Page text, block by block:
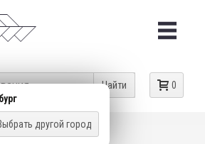
другой город
0
Найти
ДЛЯ ЧИП-ТЮНИНГА